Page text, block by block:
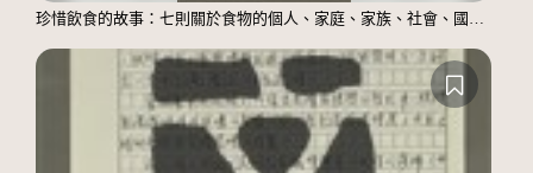
珍惜飲食的故事：七則關於食物的個人、家庭、家族、社會、國族記憶